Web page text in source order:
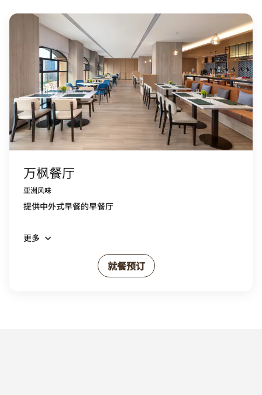
万枫餐厅
亚洲风味
提供中外式早餐的早餐厅
更多
就餐预订